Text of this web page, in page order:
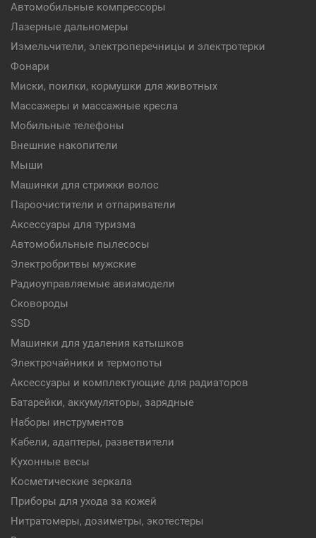
Автомобильные компрессоры
Лазерные дальномеры
Измельчители, электроперечницы и электротерки
Фонари
Миски, поилки, кормушки для животных
Массажеры и массажные кресла
Мобильные телефоны
Внешние накопители
Мыши
Машинки для стрижки волос
Пароочистители и отпариватели
Аксессуары для туризма
Автомобильные пылесосы
Электробритвы мужские
Радиоуправляемые авиамодели
Сковороды
SSD
Машинки для удаления катышков
Электрочайники и термопоты
Аксессуары и комплектующие для радиаторов
Батарейки, аккумуляторы, зарядные
Наборы инструментов
Кабели, адаптеры, разветвители
Кухонные весы
Косметические зеркала
Приборы для ухода за кожей
Нитратомеры, дозиметры, экотестеры